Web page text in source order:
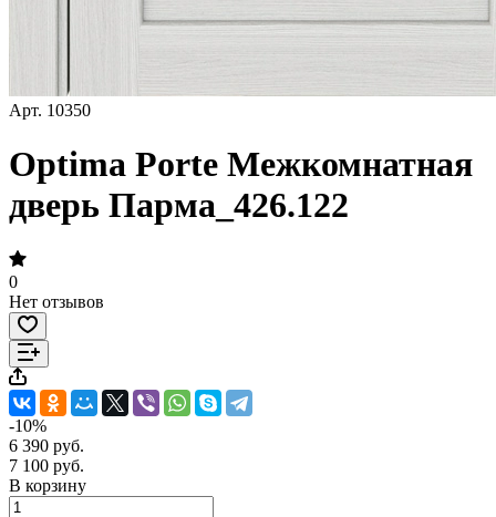
Арт. 10350
Optima Porte Межкомнатная
дверь Парма_426.122
0
Нет отзывов
-10%
6 390 руб.
7 100 руб.
В корзину